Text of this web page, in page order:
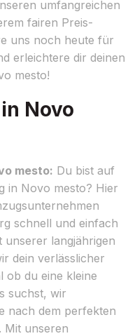
umfangreichen
fairen Preis-
uns noch heute für
erleichtere dir deinen
mesto!
Novo
mesto: Du bist auf
in Novo mesto? Hier
schnell und einfach
unserer langjährigen
dein verlässlicher
ob du eine kleine
suchst, wir
nach dem perfekten
Mit unseren